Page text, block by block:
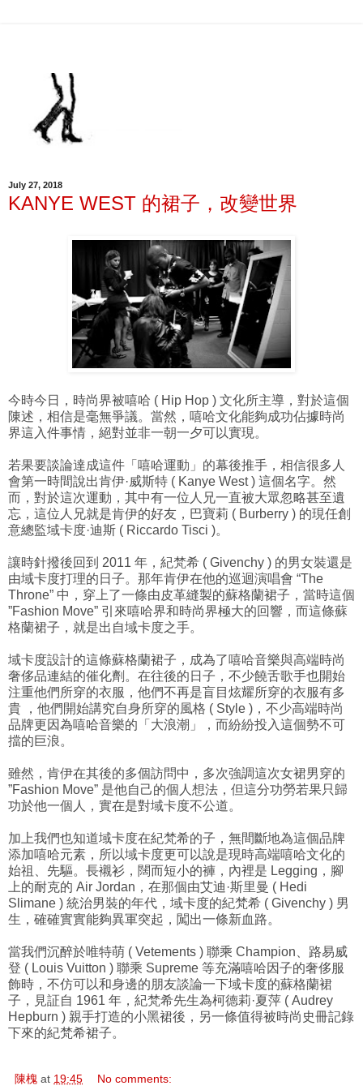
July 27, 2018
KANYE WEST 的裙子，改變世界
今時今日，時尚界被嘻哈 ( Hip Hop ) 文化所主導，對於這個
陳述，相信是毫無爭議。當然，嘻哈文化能夠成功佔據時尚
界這入件事情，絕對並非一朝一夕可以實現。
若果要談論達成這件「嘻哈運動」的幕後推手，相信很多人
會第一時間說出肯伊·威斯特 ( Kanye West ) 這個名字。然
而，對於這次運動，其中有一位人兄一直被大眾忽略甚至遺
忘，這位人兄就是肯伊的好友，巴寶莉 ( Burberry ) 的現任創
意總監域卡度·迪斯 ( Riccardo Tisci )。
讓時針撥後回到 2011 年，紀梵希 ( Givenchy ) 的男女裝還是
由域卡度打理的日子。那年肯伊在他的巡迴演唱會 “The
Throne” 中，穿上了一條由皮革縫製的蘇格蘭裙子，當時這個
”Fashion Move” 引來嘻哈界和時尚界極大的回響，而這條蘇
格蘭裙子，就是出自域卡度之手。
域卡度設計的這條蘇格蘭裙子，成為了嘻哈音樂與高端時尚
奢侈品連結的催化劑。在往後的日子，不少饒舌歌手也開始
注重他們所穿的衣服，他們不再是盲目炫耀所穿的衣服有多
貴 ，他們開始講究自身所穿的風格 ( Style )，不少高端時尚
品牌更因為嘻哈音樂的「大浪潮」，而紛紛投入這個勢不可
擋的巨浪。
雖然，肯伊在其後的多個訪問中，多次強調這次女裙男穿的
”Fashion Move” 是他自己的個人想法，但這分功勞若果只歸
功於他一個人，實在是對域卡度不公道。
加上我們也知道域卡度在紀梵希的子，無間斷地為這個品牌
添加嘻哈元素，所以域卡度更可以說是現時高端嘻哈文化的
始祖、先驅。長襯衫，闊而短小的褲，內裡是 Legging，腳
上的耐克的 Air Jordan，在那個由艾迪·斯里曼 ( Hedi
Slimane ) 統治男裝的年代，域卡度的紀梵希 ( Givenchy ) 男
生，確確實實能夠異軍突起，闖出一條新血路。
當我們沉醉於唯特萌 ( Vetements ) 聯乘 Champion、路易威
登 ( Louis Vuitton ) 聯乘 Supreme 等充滿嘻哈因子的奢侈服
飾時，不仿可以和身邊的朋友談論一下域卡度的蘇格蘭裙
子，見証自 1961 年，紀梵希先生為柯德莉·夏萍 ( Audrey
Hepburn ) 親手打造的小黑裙後，另一條值得被時尚史冊記錄
下來的紀梵希裙子。
陳槐 at 19:45 No comments: